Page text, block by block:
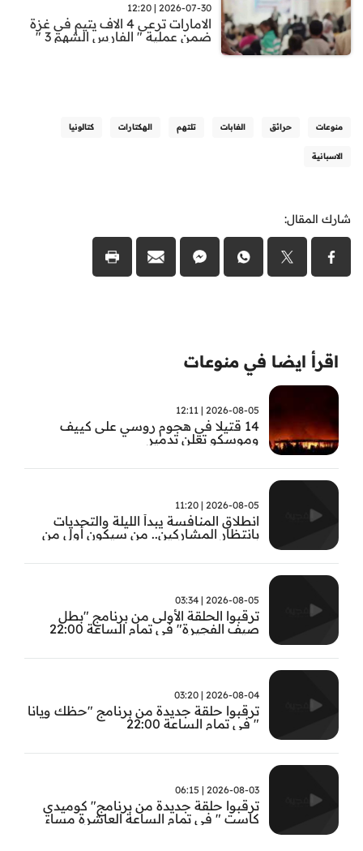
2026-07-30 | 12:20
الامارات ترعى 4 الاف يتيم في غزة
ضمن عملية " الفارس الشهم 3 "
منوعات حرائق الغابات تلتهم الهكتارات كتالونيا
الاسبانية
شارك المقال:
اقرأ ايضا في منوعات
2026-08-05 | 12:11
14 قتيلا في هجوم روسي على كييف
وموسكو تعلن تدمير
2026-08-05 | 11:20
انطلاق المنافسة يبدأ الليلة والتحديات
بانتظار المشاركين.. من سيكون أول من
تابعوا الحلقة الأولى الساعة 22:00 على قناة
2026-08-05 | 03:34
ترقبوا الحلقة الأولى من برنامج "بطل
صيف الفجيرة" في تمام الساعة 22:00
2026-08-04 | 03:20
ترقبوا حلقة جديدة من برنامج "حظك ويانا
" في تمام الساعة 22:00
2026-08-03 | 06:15
ترقبوا حلقة جديدة من برنامج" كوميدي
كاست " في تمام الساعة العاشرة مساء